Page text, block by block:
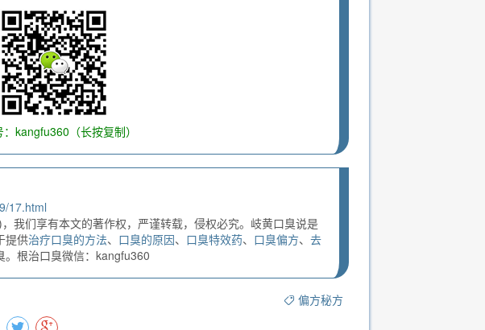
kangfu360（长按复制）
17.html
我们享有本文的著作权，严谨转载，侵权必究。岐黄口臭说是
提供治疗口臭的方法、 口臭的原因、 口臭特效药、 口臭偏方、 去
根治口臭微信：kangfu360
偏方秘方